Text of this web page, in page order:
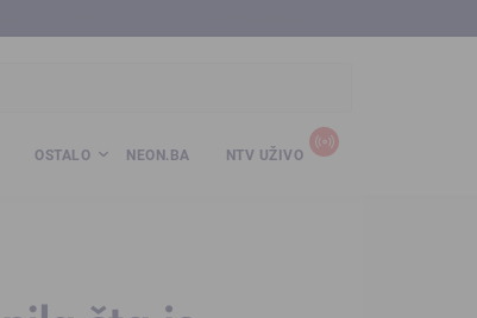
OSTALO NEON.BA NTV UŽIVO